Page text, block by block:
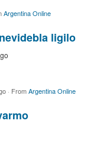
Argentina Online
ligilo
· FromArgentina Online